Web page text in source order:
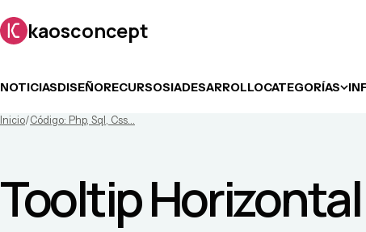
kaosconcept
NOTICIASDISEÑORECURSOSIADESARROLLOCATEGORÍAS
Inicio/Código: Php, Sql, Css...
Tooltip